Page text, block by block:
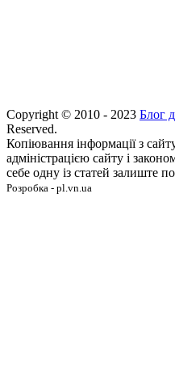
Copyright © 2010 - 2023 Блог
Reserved.
Копіювання інформації з
адміністрацією сайту і
себе одну із статей залиште
Розробка - pl.vn.ua